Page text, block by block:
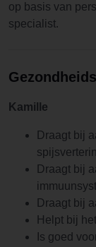
op basis van
specialist.
Kamille
Draagt bij
Draagt bij
Draagt bij
Helpt bij
Is goed